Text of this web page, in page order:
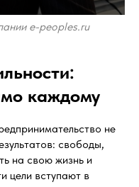
e-peoples.ru
каждому
не
свободы,
на свою жизнь и
цели вступают в